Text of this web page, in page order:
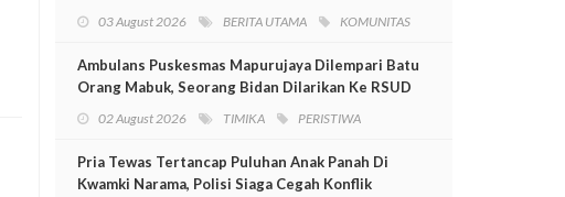
03 August 2026 BERITA UTAMA KOMUNITAS
Ambulans Puskesmas Mapurujaya Dilempari Batu
Orang Mabuk, Seorang Bidan Dilarikan Ke RSUD
02 August 2026 TIMIKA PERISTIWA
Pria Tewas Tertancap Puluhan Anak Panah Di
Kwamki Narama, Polisi Siaga Cegah Konflik